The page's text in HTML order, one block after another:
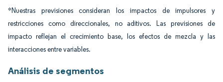
*Nuestras previsiones consideran los impactos de impulsores y
restricciones como direccionales, no aditivos. Las previsiones de
impacto reflejan el crecimiento base, los efectos de mezcla y las
interacciones entre variables.
Análisis de segmentos